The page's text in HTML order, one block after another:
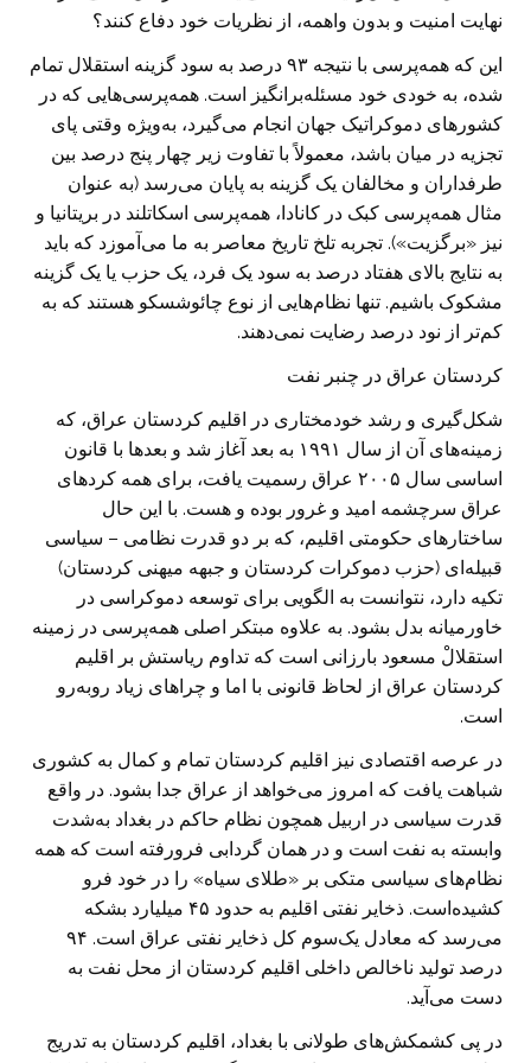
نهایت امنیت و بدون واهمه، از نظریات خود دفاع کنند؟
این که همه‌پرسی با نتیجه ۹۳ درصد به سود گزینه استقلال تمام
شده، به خودی خود مسئله‌برانگیز است. همه‌پرسی‌هایی که در
کشورهای دموکراتیک جهان انجام می‌گیرد، به‌ویژه وقتی پای
تجزیه در میان باشد، معمولاً با تفاوت زیر چهار پنج درصد بین
طرفداران و مخالفان یک گزینه به پایان می‌رسد (به عنوان
مثال همه‌پرسی کبک در کانادا، همه‌پرسی اسکاتلند در بریتانیا و
نیز «برگزیت»). تجربه تلخ تاریخ معاصر به ما می‌آموزد که باید
به نتایج بالای هفتاد درصد به سود یک فرد، یک حزب یا یک گزینه
مشکوک باشیم. تنها نظام‌هایی از نوع چائوشسکو هستند که به
کم‌تر از نود درصد رضایت نمی‌دهند.
کردستان عراق در چنبر نفت
شکل‌گیری و رشد خودمختاری در اقلیم کردستان عراق، که
زمینه‌های آن از سال ۱۹۹۱ به بعد آغاز شد و بعدها با قانون
اساسی سال ۲۰۰۵ عراق رسمیت یافت، برای همه کردهای
عراق سرچشمه امید و غرور بوده و هست. با این حال
ساختارهای حکومتی اقلیم، که بر دو قدرت نظامی – سیاسی
قبیله‌ای (حزب دموکرات کردستان و جبهه میهنی کردستان)
تکیه دارد، نتوانست به الگویی برای توسعه دموکراسی در
خاورمیانه بدل بشود. به علاوه مبتکر اصلی همه‌پرسی در زمینه
استقلالْ مسعود بارزانی است که تداوم ریاستش بر اقلیم
کردستان عراق از لحاظ قانونی با اما و چراهای زیاد روبه‌رو
است.
در عرصه اقتصادی نیز اقلیم کردستان تمام و کمال به کشوری
شباهت یافت که امروز می‌خواهد از عراق جدا بشود. در واقع
قدرت سیاسی در اربیل همچون نظام حاکم در بغداد به‌شدت
وابسته به نفت است و در همان گردابی فرورفته است که همه
نظام‌های سیاسی متکی بر «طلای سیاه» را در خود فرو
کشیده‌است. ذخایر نفتی اقلیم به حدود ۴۵ میلیارد بشکه
می‌رسد که معادل یک‌سوم کل ذخایر نفتی عراق است. ۹۴
درصد تولید ناخالص داخلی اقلیم کردستان از محل نفت به
دست می‌آید.
در پی کشمکش‌های طولانی با بغداد، اقلیم کردستان به تدریج